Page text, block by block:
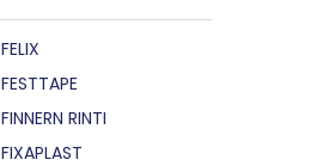
FELIX
FESTTAPE
FINNERN RINTI
FIXAPLAST